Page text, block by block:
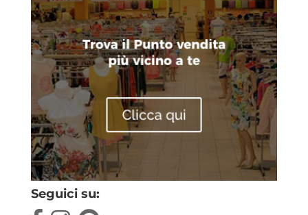
Seguici su: